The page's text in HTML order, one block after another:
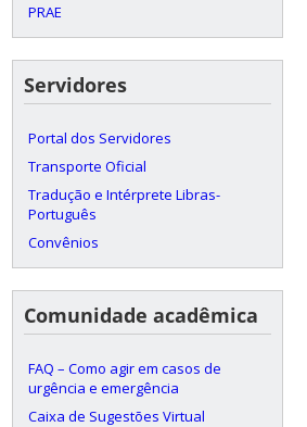
PRAE
Servidores
Portal dos Servidores
Transporte Oficial
Tradução e Intérprete Libras-
Português
Convênios
Comunidade acadêmica
FAQ – Como agir em casos de
urgência e emergência
Caixa de Sugestões Virtual